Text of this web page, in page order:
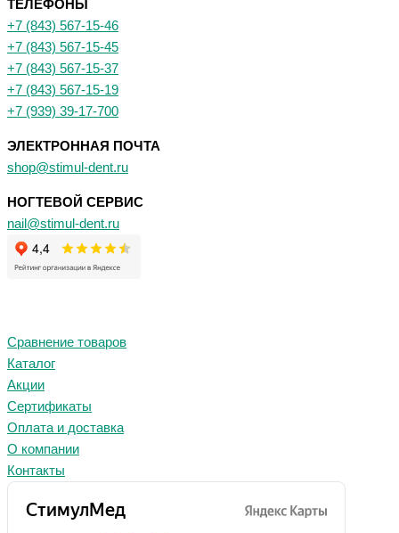
ТЕЛЕФОНЫ
+7 (843) 567-15-46
+7 (843) 567-15-45
+7 (843) 567-15-37
+7 (843) 567-15-19
+7 (939) 39-17-700
ЭЛЕКТРОННАЯ ПОЧТА
shop@stimul-dent.ru
НОГТЕВОЙ СЕРВИС
nail@stimul-dent.ru
Сравнение товаров
Каталог
Акции
Сертификаты
Оплата и доставка
О компании
Контакты